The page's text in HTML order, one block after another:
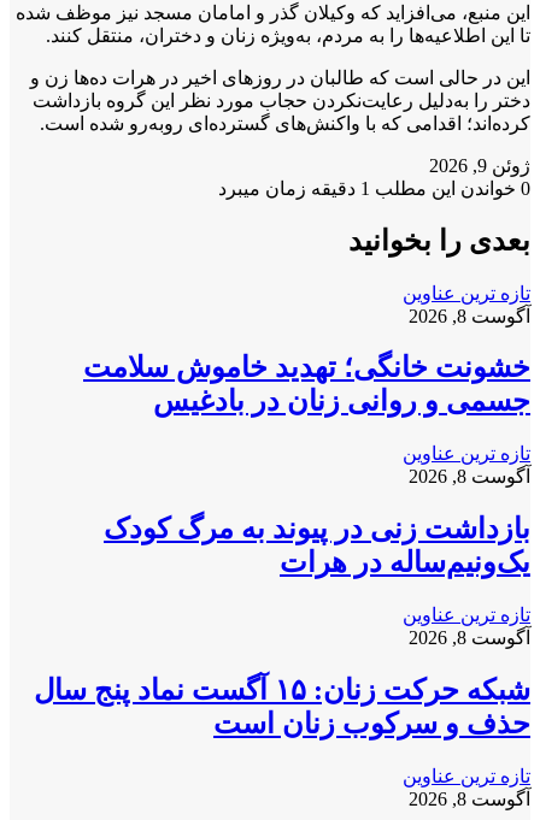
این منبع، می‌افزاید که وکیلان گذر و امامان مسجد نیز موظف شده‌
تا این اطلاعیه‌ها را به مردم، به‌ویژه زنان و دختران، منتقل کنند.
این در حالی است که طالبان در روزهای اخیر در هرات ده‌ها زن و
دختر را به‌دلیل رعایت‌نکردن حجاب مورد نظر این گروه بازداشت
کرده‌اند؛ اقدامی که با واکنش‌های گسترده‌ای روبه‌رو شده است.
ژوئن 9, 2026
0 خواندن این مطلب 1 دقیقه زمان میبرد
بعدی را بخوانید
تازه ترین عناوین
آگوست 8, 2026
خشونت خانگی؛ تهدید خاموش سلامت
جسمی و روانی زنان در بادغیس
تازه ترین عناوین
آگوست 8, 2026
بازداشت زنی در پیوند به مرگ کودک
یک‌ونیم‌ساله در هرات
تازه ترین عناوین
آگوست 8, 2026
شبکه حرکت زنان: ۱۵ آگست نماد پنج سال
حذف و سرکوب زنان است
تازه ترین عناوین
آگوست 8, 2026